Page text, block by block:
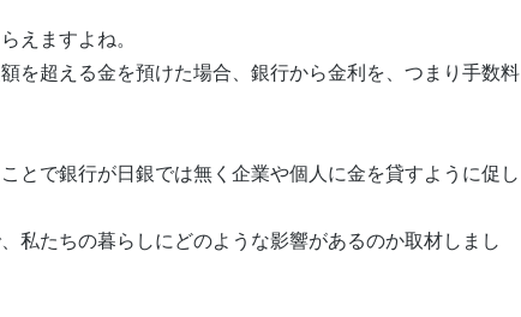
えますよね。
を超える金を預けた場合、銀行から金利を、つまり手数料
とで銀行が日銀では無く企業や個人に金を貸すように促し
私たちの暮らしにどのような影響があるのか取材しまし